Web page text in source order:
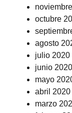
octubre
agosto
julio 2020
junio 2020
mayo
abril 2020
marzo